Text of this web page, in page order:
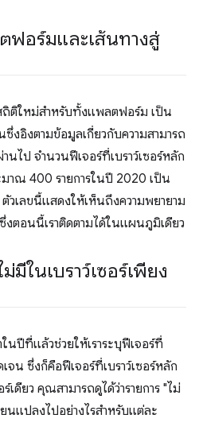
ฟอร์มและเส้นทางสู่
ติใหม่สำหรับทั้งแพลตฟอร์ม เป็น
งอิงตามข้อมูลเกี่ยวกับความสามารถ
นไป จำนวนฟีเจอร์ที่เบราว์เซอร์หลัก
าณ 400 รายการในปี 2020 เป็น
วเลขนี้แสดงให้เห็นถึงความพยายาม
งตอนนี้เราติดตามได้ในแผนภูมิเดียว
มีในเบราว์เซอร์เพียง
ปีที่แล้วช่วยให้เราระบุฟีเจอร์ที่
จน ซึ่งก็คือฟีเจอร์ที่เบราว์เซอร์หลัก
เดียว คุณสามารถดูได้ว่ารายการ "ไม่
นแปลงไปอย่างไรสำหรับแต่ละ